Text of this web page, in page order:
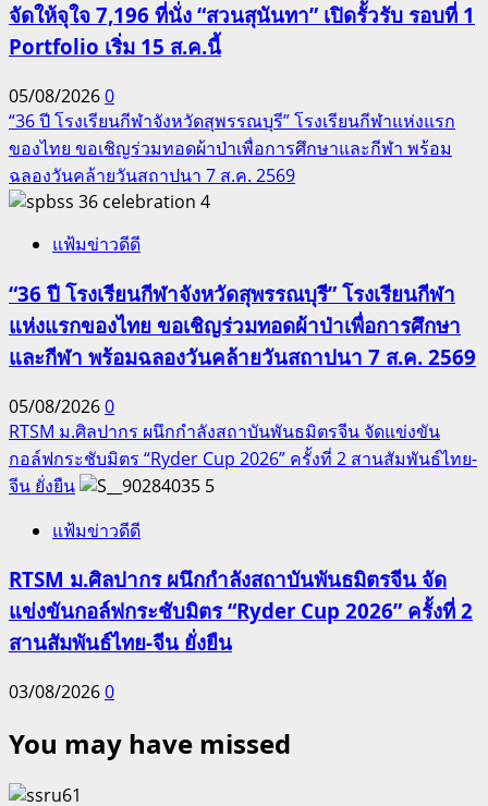
จัดให้จุใจ 7,196 ที่นั่ง “สวนสุนันทา” เปิดรั้วรับ รอบที่ 1
Portfolio เริ่ม 15 ส.ค.นี้
05/08/20260
“36 ปี โรงเรียนกีฬาจังหวัดสุพรรณบุรี” โรงเรียนกีฬาแห่งแรก
ของไทย ขอเชิญร่วมทอดผ้าป่าเพื่อการศึกษาและกีฬา พร้อม
ฉลองวันคล้ายวันสถาปนา 7 ส.ค. 2569
4
แฟ้มข่าวดีดี
“36 ปี โรงเรียนกีฬาจังหวัดสุพรรณบุรี” โรงเรียนกีฬา
แห่งแรกของไทย ขอเชิญร่วมทอดผ้าป่าเพื่อการศึกษา
และกีฬา พร้อมฉลองวันคล้ายวันสถาปนา 7 ส.ค. 2569
05/08/20260
RTSM ม.ศิลปากร ผนึกกำลังสถาบันพันธมิตรจีน จัดแข่งขัน
กอล์ฟกระชับมิตร “Ryder Cup 2026” ครั้งที่ 2 สานสัมพันธ์ไทย-
จีน ยั่งยืน
5
แฟ้มข่าวดีดี
RTSM ม.ศิลปากร ผนึกกำลังสถาบันพันธมิตรจีน จัด
แข่งขันกอล์ฟกระชับมิตร “Ryder Cup 2026” ครั้งที่ 2
สานสัมพันธ์ไทย-จีน ยั่งยืน
03/08/20260
You may have missed